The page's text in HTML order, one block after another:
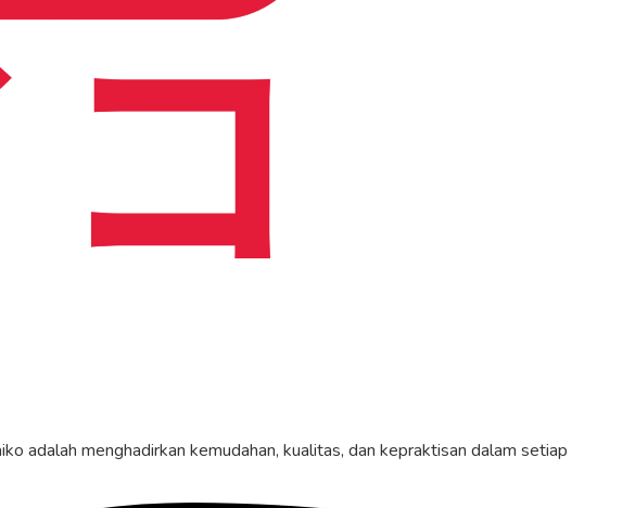
adalah menghadirkan kemudahan, kualitas, dan kepraktisan dalam setiap